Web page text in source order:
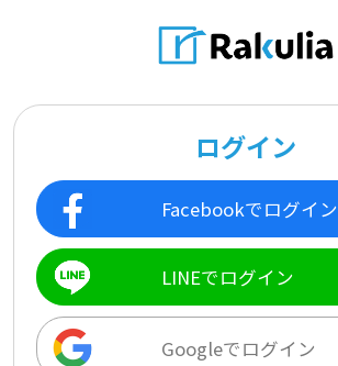
ログイン
Facebookでログイン
LINEでログイン
Googleでログイン